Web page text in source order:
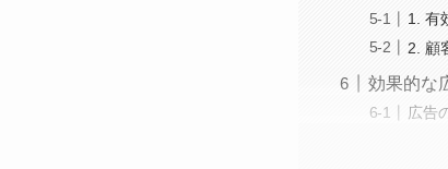
1. 有
2. 顧
効果的な
広告